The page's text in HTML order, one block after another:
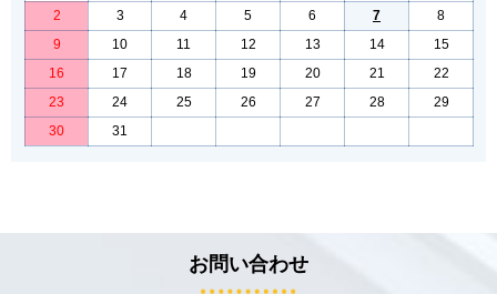
2
3 4 5 6 7
8
9
10 11 12 13 14
15
16
17 18 19 20 21
22
23
24 25 26 27 28
29
30
31
お問い合わせ